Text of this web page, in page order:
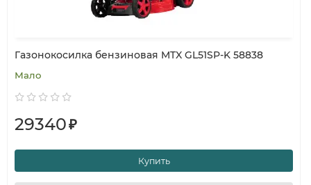
Газонокосилка бензиновая MTX GL51SP-K 58838
Мало
29340₽
Купить